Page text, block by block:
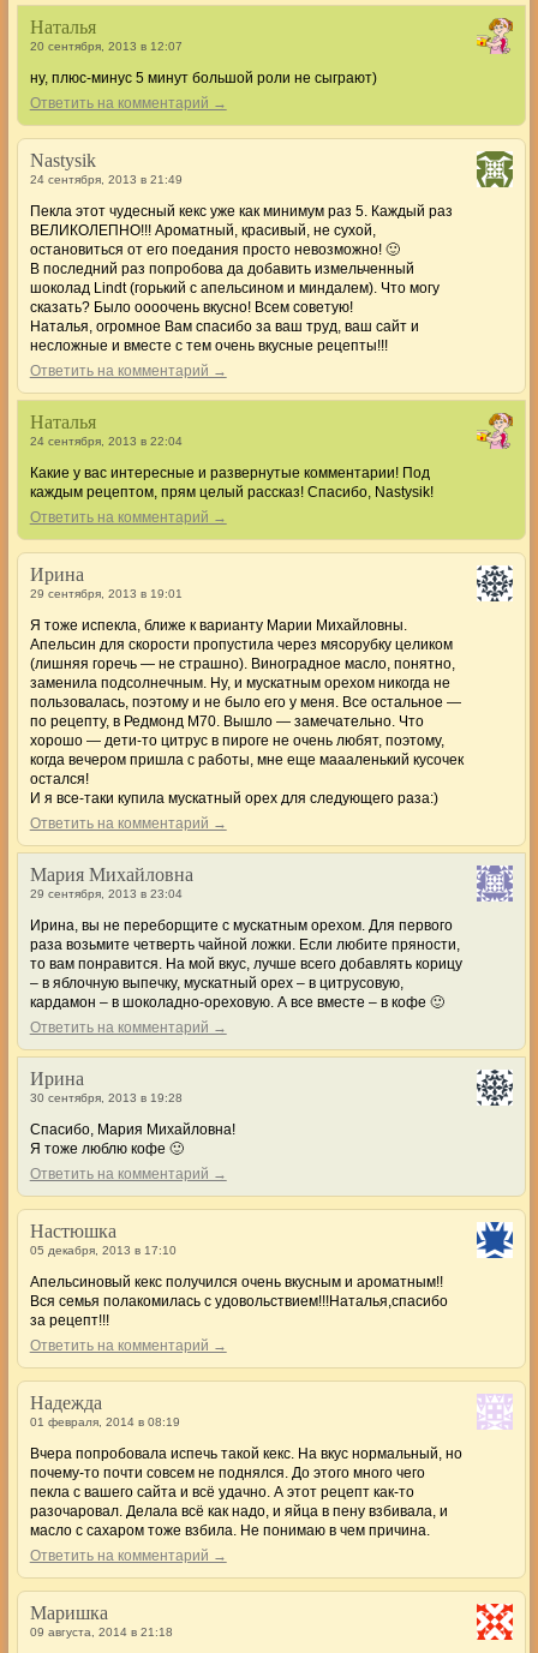
Наталья
20 сентября, 2013 в 12:07
ну, плюс-минус 5 минут большой роли не сыграют)
Ответить на комментарий →
Nastysik
24 сентября, 2013 в 21:49
Пекла этот чудесный кекс уже как минимум раз 5. Каждый раз
ВЕЛИКОЛЕПНО!!! Ароматный, красивый, не сухой,
остановиться от его поедания просто невозможно! 🙂
В последний раз попробова да добавить измельченный
шоколад Lindt (горький с апельсином и миндалем). Что могу
сказать? Было оооочень вкусно! Всем советую!
Наталья, огромное Вам спасибо за ваш труд, ваш сайт и
несложные и вместе с тем очень вкусные рецепты!!!
Ответить на комментарий →
Наталья
24 сентября, 2013 в 22:04
Какие у вас интересные и развернутые комментарии! Под
каждым рецептом, прям целый рассказ! Спасибо, Nastysik!
Ответить на комментарий →
Ирина
29 сентября, 2013 в 19:01
Я тоже испекла, ближе к варианту Марии Михайловны.
Апельсин для скорости пропустила через мясорубку целиком
(лишняя горечь — не страшно). Виноградное масло, понятно,
заменила подсолнечным. Ну, и мускатным орехом никогда не
пользовалась, поэтому и не было его у меня. Все остальное —
по рецепту, в Редмонд М70. Вышло — замечательно. Что
хорошо — дети-то цитрус в пироге не очень любят, поэтому,
когда вечером пришла с работы, мне еще маааленький кусочек
остался!
И я все-таки купила мускатный орех для следующего раза:)
Ответить на комментарий →
Мария Михайловна
29 сентября, 2013 в 23:04
Ирина, вы не переборщите с мускатным орехом. Для первого
раза возьмите четверть чайной ложки. Если любите пряности,
то вам понравится. На мой вкус, лучше всего добавлять корицу
– в яблочную выпечку, мускатный орех – в цитрусовую,
кардамон – в шоколадно-ореховую. А все вместе – в кофе 🙂
Ответить на комментарий →
Ирина
30 сентября, 2013 в 19:28
Спасибо, Мария Михайловна!
Я тоже люблю кофе 🙂
Ответить на комментарий →
Настюшка
05 декабря, 2013 в 17:10
Апельсиновый кекс получился очень вкусным и ароматным!!
Вся семья полакомилась с удовольствием!!!Наталья,спасибо
за рецепт!!!
Ответить на комментарий →
Надежда
01 февраля, 2014 в 08:19
Вчера попробовала испечь такой кекс. На вкус нормальный, но
почему-то почти совсем не поднялся. До этого много чего
пекла с вашего сайта и всё удачно. А этот рецепт как-то
разочаровал. Делала всё как надо, и яйца в пену взбивала, и
масло с сахаром тоже взбила. Не понимаю в чем причина.
Ответить на комментарий →
Маришка
09 августа, 2014 в 21:18